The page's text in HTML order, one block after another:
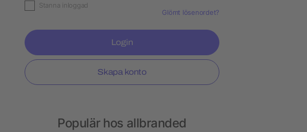
Stanna inloggad
Glömt lösenordet?
Login
Skapa konto
Populär hos allbranded